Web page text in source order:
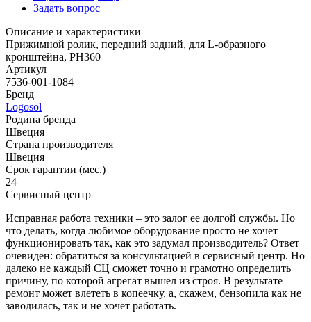
Задать вопрос
Описание и характеристики
Прижимной ролик, передний задний, для L-образного
кронштейна, PH360
Артикул
7536-001-1084
Бренд
Logosol
Родина бренда
Швеция
Страна производителя
Швеция
Срок гарантии (мес.)
24
Сервисный центр
Исправная работа техники – это залог ее долгой службы. Но
что делать, когда любимое оборудование просто не хочет
функционировать так, как это задумал производитель? Ответ
очевиден: обратиться за консультацией в сервисный центр. Но
далеко не каждый СЦ сможет точно и грамотно определить
причину, по которой агрегат вышел из строя. В результате
ремонт может влететь в копеечку, а, скажем, бензопила как не
заводилась, так и не хочет работать.